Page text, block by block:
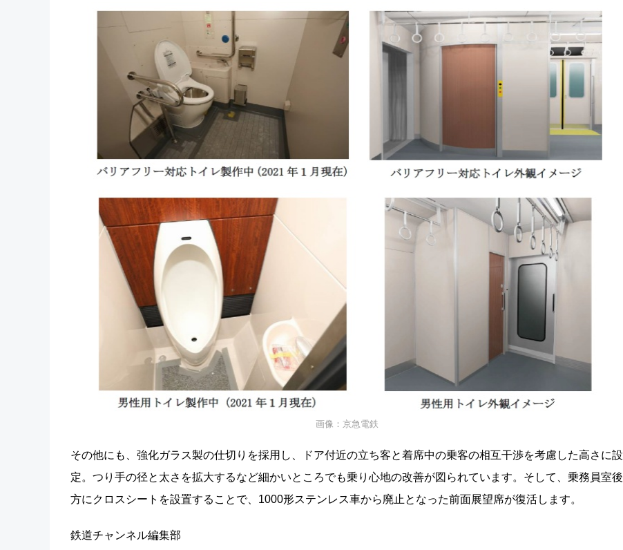
画像：京急電鉄
その他にも、強化ガラス製の仕切りを採用し、ドア付近の立ち客と着席中の乗客の相互干渉を考慮した高さに設
定。つり手の径と太さを拡大するなど細かいところでも乗り心地の改善が図られています。そして、乗務員室後
方にクロスシートを設置することで、1000形ステンレス車から廃止となった前面展望席が復活します。
鉄道チャンネル編集部